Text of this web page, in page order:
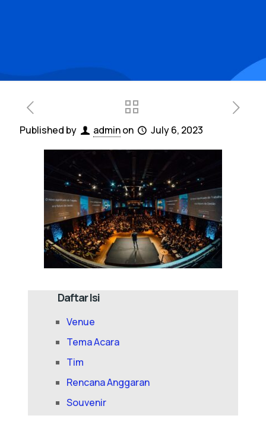
Published by adminon July 6, 2023
Daftar Isi
Venue
Tema Acara
Tim
Rencana Anggaran
Souvenir